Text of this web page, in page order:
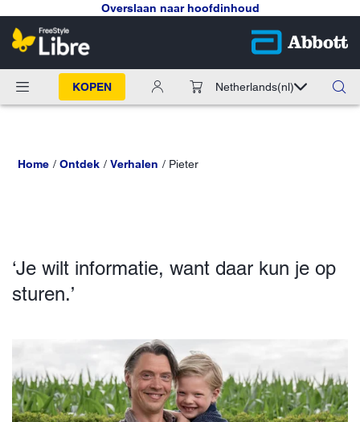
Overslaan naar hoofdinhoud
KOPEN Netherlands(nl)
Home Ontdek Verhalen Pieter
‘Je wilt informatie, want daar kun je op
sturen.’